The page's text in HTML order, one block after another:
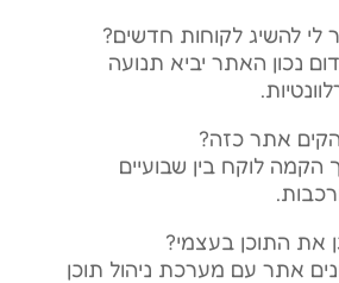
לי להשיג לקוחות חדשים?
נכון האתר יביא תנועה
אתר כזה?
לוקח בין שבועיים
את התוכן בעצמי?
אתר עם מערכת ניהול תוכן